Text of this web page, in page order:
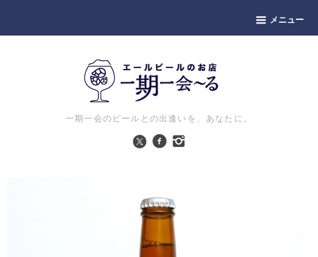
メニュー
一期一会のビールとの出逢いを、あなたに。